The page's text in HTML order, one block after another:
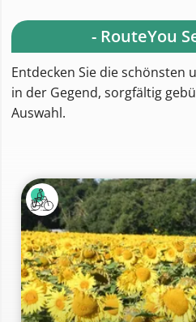
- RouteYou
Entdecken Sie die schönsten
in der Gegend, sorgfältig
Auswahl.